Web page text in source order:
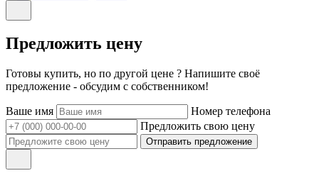
Предложить цену
Готовы купить, но по другой цене ? Напишите своё
предложение - обсудим с собственником!
Ваше имя
Номер телефона
Предложить свою цену
Отправить предложение